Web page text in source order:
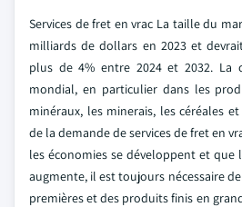
Services de fret en vrac La taille du
milliards de dollars en 2023 et
plus de 4% entre 2024 et 2032. La
mondial, en particulier dans les
minéraux, les minerais, les céréales
de la demande de services de fret en
les économies se développent et
augmente, il est toujours nécessaire
premières et des produits finis en